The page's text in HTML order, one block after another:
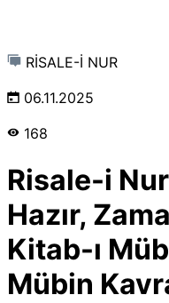
RİSALE-İ NUR
06.11.2025
168
Risale-i
Hazır,
Kitab-ı
Mübin